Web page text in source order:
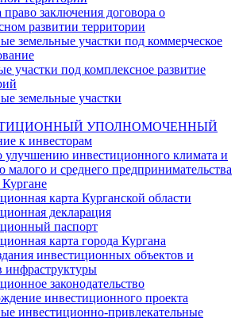
право заключения договора о
развитии территории
земельные участки под коммерческое
участки под комплексное развитие
земельные участки
УПОЛНОМОЧЕННЫЙ
к инвесторам
улучшению инвестиционного климата и
малого и среднего предпринимательства
Кургане
карта Курганской области
декларация
паспорт
карта города Кургана
инвестиционных объектов и
инфраструктуры
законодательство
инвестиционного проекта
инвестиционно-привлекательные